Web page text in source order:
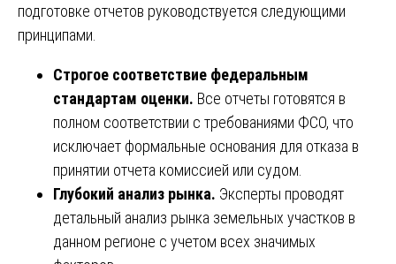
подготовке отчетов руководствуется следующими
принципами.
Строгое соответствие федеральным
стандартам оценки. Все отчеты готовятся в
полном соответствии с требованиями ФСО, что
исключает формальные основания для отказа в
принятии отчета комиссией или судом.
Глубокий анализ рынка. Эксперты проводят
детальный анализ рынка земельных участков в
данном регионе с учетом всех значимых